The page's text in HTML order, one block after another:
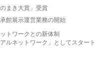
まき大賞」受賞
館展示運営業務の開始
トワークとの新体制
ルネットワーク」としてスタート